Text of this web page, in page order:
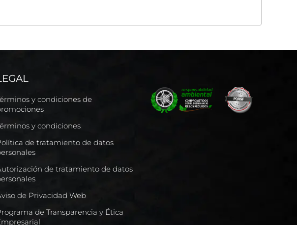
y condiciones de
y condiciones
de tratamiento de datos
de tratamiento de datos
de Privacidad Web
de Transparencia y Ética